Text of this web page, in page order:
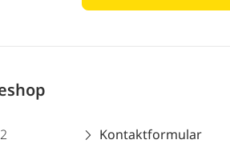
Kontaktformular